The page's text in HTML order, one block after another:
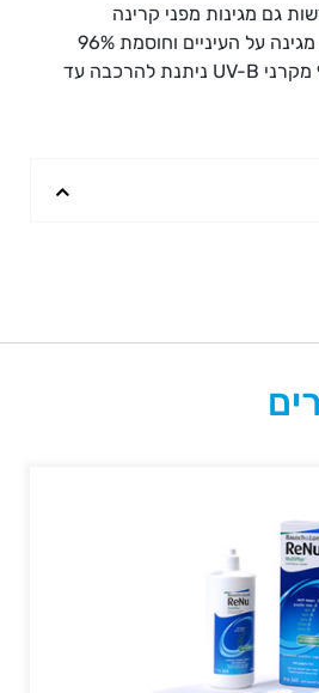
גם מגינות מפני קרינה
אולטרא-סגולה (UV). מגינה על העיניים וחוסמת 96%
מקרני UV-A וכן 99% מקרני UV-B ניתנת להרכבה עד